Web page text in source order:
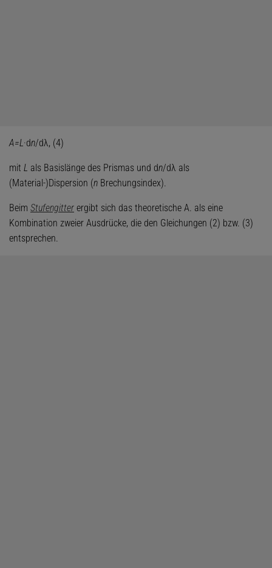
A=L ·dn/dλ, (4)
mit L als Basislänge des Prismas und dn/dλ als
(Material-)Dispersion (n Brechungsindex).
Beim Stufengitter ergibt sich das theoretische A. als eine
Kombination zweier Ausdrücke, die den Gleichungen (2) bzw. (3)
entsprechen.